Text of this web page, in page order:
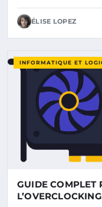
ÉLISE LOPEZ
INFORMATIQUE ET
GUIDE COMPLET